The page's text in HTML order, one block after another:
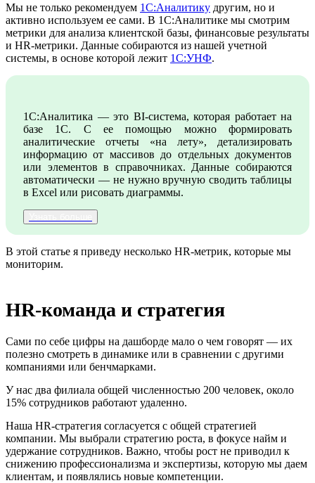
Мы не только рекомендуем 1С:Аналитику другим, но и
активно используем ее сами. В 1С:Аналитике мы смотрим
метрики для анализа клиентской базы, финансовые результаты
и HR-метрики. Данные собираются из нашей учетной
системы, в основе которой лежит 1С:УНФ.
1С:Аналитика — это BI-система, которая работает на
базе 1С. С ее помощью можно формировать
аналитические отчеты «на лету», детализировать
информацию от массивов до отдельных документов
или элементов в справочниках. Данные собираются
автоматически — не нужно вручную сводить таблицы
в Excel или рисовать диаграммы.
В этой статье я приведу несколько HR-метрик, которые мы
мониторим.
HR-команда и стратегия
Сами по себе цифры на дашборде мало о чем говорят — их
полезно смотреть в динамике или в сравнении с другими
компаниями или бенчмарками.
У нас два филиала общей численностью 200 человек, около
15% сотрудников работают удаленно.
Наша HR-стратегия согласуется с общей стратегией
компании. Мы выбрали стратегию роста, в фокусе найм и
удержание сотрудников. Важно, чтобы рост не приводил к
снижению профессионализма и экспертизы, которую мы даем
клиентам, и появлялись новые компетенции.